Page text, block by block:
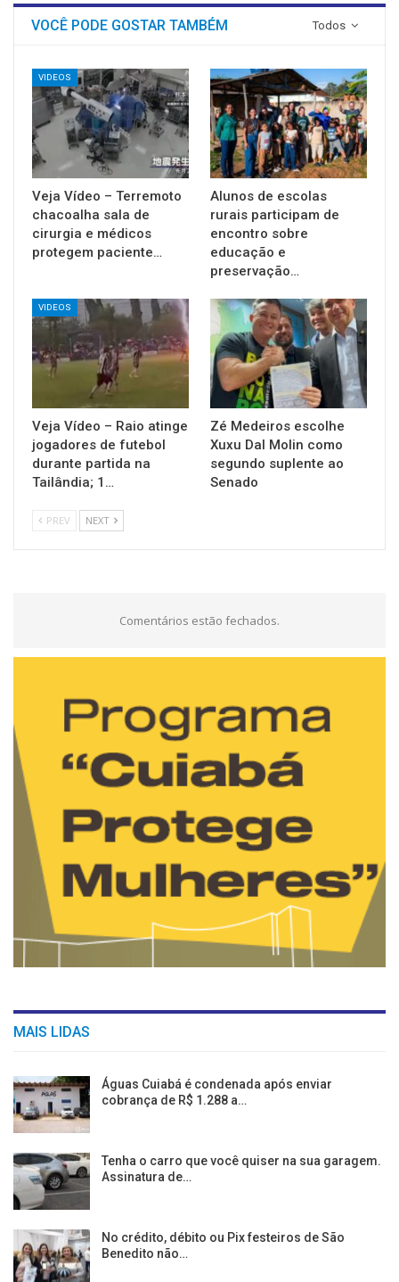
Todos
VOCÊ PODE GOSTAR TAMBÉM
VIDEOS
Veja Vídeo – Terremoto
chacoalha sala de
cirurgia e médicos
protegem paciente…
Alunos de escolas
rurais participam de
encontro sobre
educação e
preservação…
VIDEOS
Veja Vídeo – Raio atinge
jogadores de futebol
durante partida na
Tailândia; 1…
Zé Medeiros escolhe
Xuxu Dal Molin como
segundo suplente ao
Senado
PREV NEXT
Comentários estão fechados.
MAIS LIDAS
Águas Cuiabá é condenada após enviar
cobrança de R$ 1.288 a…
Tenha o carro que você quiser na sua garagem.
Assinatura de…
No crédito, débito ou Pix festeiros de São
Benedito não…